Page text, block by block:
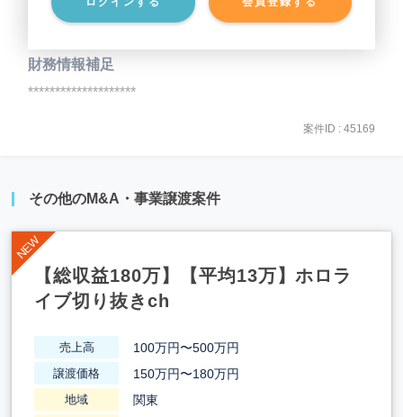
事業負債 ********************
財務情報補足
********************
案件ID : 45169
その他のM&A・事業譲渡案件
【総収益180万】【平均13万】ホロラ
イブ切り抜きch
売上高 100万円〜500万円
譲渡価格 150万円〜180万円
地域 関東